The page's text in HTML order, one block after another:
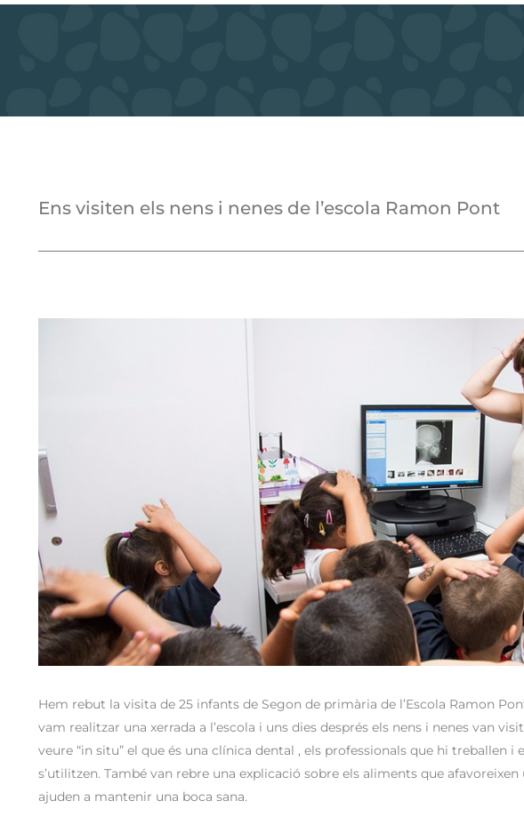
Ens visiten els nens i nenes de l’escola Ramon Pont
Hem rebut la visita de 25 infants de Segon de primària de l’Escola Ramon
vam realitzar una xerrada a l’escola i uns dies després els nens i nenes van
veure “in situ” el que és una clínica dental , els professionals que hi treballen
s’utilitzen. També van rebre una explicació sobre els aliments que
ajuden a mantenir una boca sana.